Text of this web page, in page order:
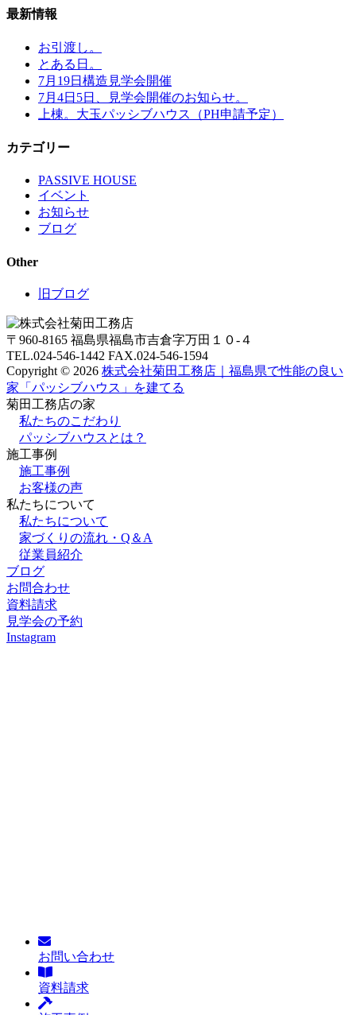
最新情報
お引渡し。
とある日。
7月19日構造見学会開催
7月4日5日、見学会開催のお知らせ。
上棟。大玉パッシブハウス（PH申請予定）
カテゴリー
PASSIVE HOUSE
イベント
お知らせ
ブログ
Other
旧ブログ
〒960-8165 福島県福島市吉倉字万田１０-４
TEL.024-546-1442 FAX.024-546-1594
Copyright © 2026 株式会社菊田工務店｜福島県で性能の良い
家「パッシブハウス」を建てる
菊田工務店の家
私たちのこだわり
パッシブハウスとは？
施⼯事例
施⼯事例
お客様の声
私たちについて
私たちについて
家づくりの流れ・Q＆A
従業員紹介
ブログ
お問合わせ
資料請求
見学会の予約
Instagram
お問い合わせ
資料請求